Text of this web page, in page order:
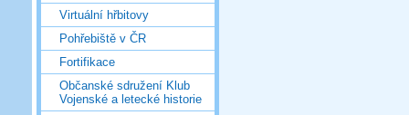
Virtuální hřbitovy
Pohřebiště v ČR
Fortifikace
Občanské sdružení Klub
Vojenské a letecké historie